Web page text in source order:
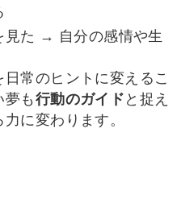
見た → 自分の感情や生
常のヒントに変えるこ
夢も行動のガイド と捉え
に変わります。